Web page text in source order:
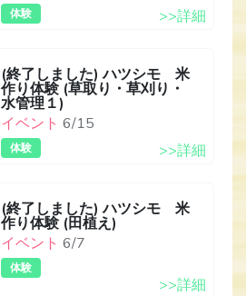
体験 >>詳細
(終了しました) ハツシモ 米
作り体験 (草取り・草刈り・
水管理１)
イベント 6/15
体験 >>詳細
(終了しました) ハツシモ 米
作り体験 (田植え)
イベント 6/7
体験
>>詳細